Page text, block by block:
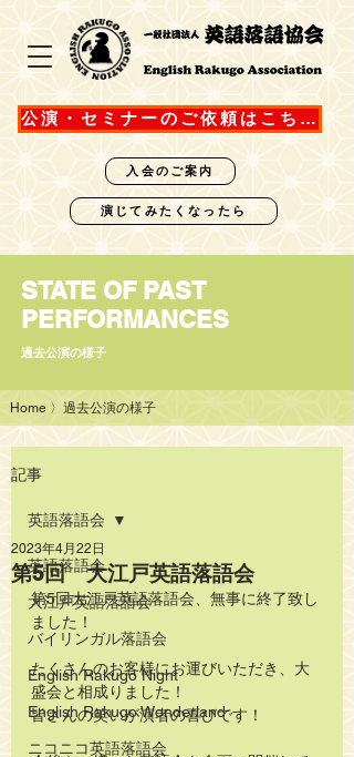
公演・セミナーのご依頼はこちら
入会のご案内
演じてみたくなったら
STATE OF PAST
PERFORMANCES
過去公演の様子
Home 〉過去公演の様子
記事
英語落語会
大江戸英語落語会
バイリンガル落語会
English Rakugo Night
English Rakugo Wonderland
ニコニコ英語落語会
英語落語会
第5回 大江戸英語落語会
2023年4月22日
第5回大江戸英語落語会、無事に終了致し
ました！
たくさんのお客様にお運びいただき、大
盛会と相成りました！
皆さんの笑いが演者の喜びです！